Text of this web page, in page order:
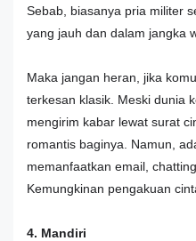
Sebab, biasanya pria militer
yang jauh dan dalam jangka
Maka jangan heran, jika
terkesan klasik. Meski dunia
mengirim kabar lewat surat
romantis baginya. Namun,
memanfaatkan email,
Kemungkinan pengakuan
4. Mandiri